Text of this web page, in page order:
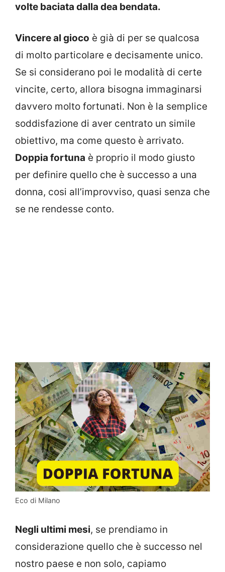
volte baciata dalla dea bendata.
Vincere al gioco è già di per se qualcosa
di molto particolare e decisamente unico.
Se si considerano poi le modalità di certe
vincite, certo, allora bisogna immaginarsi
davvero molto fortunati. Non è la semplice
soddisfazione di aver centrato un simile
obiettivo, ma come questo è arrivato.
Doppia fortuna è proprio il modo giusto
per definire quello che è successo a una
donna, cosi all’improvviso, quasi senza che
se ne rendesse conto.
Eco di Milano
Negli ultimi mesi, se prendiamo in
considerazione quello che è successo nel
nostro paese e non solo, capiamo